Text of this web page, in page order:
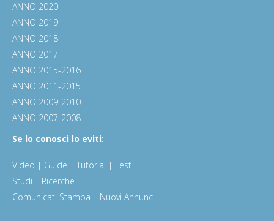
ANNO 2020
ANNO 2019
ANNO 2018
ANNO 2017
ANNO 2015-2016
ANNO 2011-2015
ANNO 2009-2010
ANNO 2007-2008
Se lo conosci lo eviti:
Video | Guide | Tutorial | Test
Studi | Ricerche
Comunicati Stampa | Nuovi Annunci